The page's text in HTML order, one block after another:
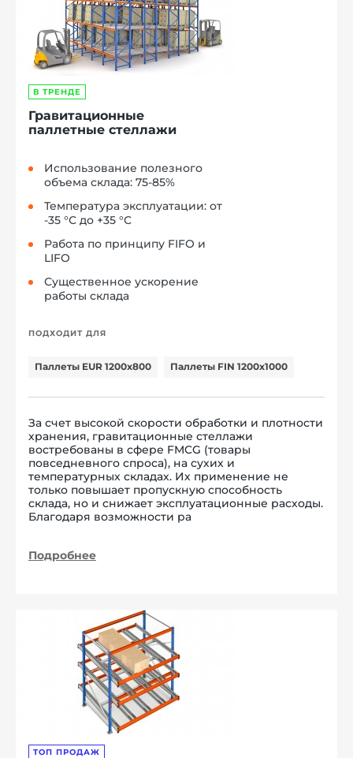
В ТРЕНДЕ
Гравитационные
паллетные стеллажи
Использование полезного
объема склада: 75-85%
Температура эксплуатации: от
-35 °С до +35 °С
Работа по принципу FIFO и
LIFO
Существенное ускорение
работы склада
ПОДХОДИТ ДЛЯ
Паллеты EUR 1200x800 Паллеты FIN 1200x1000
За счет высокой скорости обработки и плотности
хранения, гравитационные стеллажи
востребованы в сфере FMCG (товары
повседневного спроса), на сухих и
температурных складах. Их применение не
только повышает пропускную способность
склада, но и снижает эксплуатационные расходы.
Благодаря возможности ра
Подробнее
ТОП ПРОДАЖ